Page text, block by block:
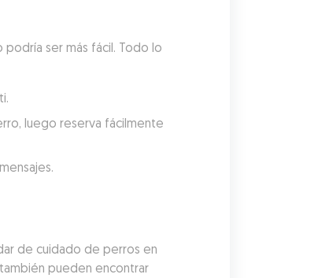
ser más fácil. Todo lo
luego reserva fácilmente
de cuidado de perros en
pueden encontrar